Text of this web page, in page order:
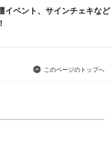
イベント、サインチェキなど
このページのトップへ